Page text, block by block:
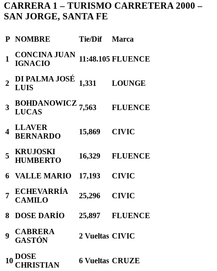
CARRERA 1 – TURISMO CARRETERA 2000 –
SAN JORGE, SANTA FE
P NOMBRE Tie/Dif Marca
1
CONCINA JUAN
IGNACIO
11:48.105 FLUENCE
2
DI PALMA JOSÉ
LUIS
1,331 LOUNGE
3
BOHDANOWICZ
LUCAS
7,563 FLUENCE
4
LLAVER
BERNARDO
15,869 CIVIC
5
KRUJOSKI
HUMBERTO
16,329 FLUENCE
6 VALLE MARIO 17,193 CIVIC
7
ECHEVARRÍA
CAMILO
25,296 CIVIC
8 DOSE DARÍO 25,897 FLUENCE
9
CABRERA
GASTÓN
2 Vueltas CIVIC
10
DOSE
CHRISTIAN
6 Vueltas CRUZE